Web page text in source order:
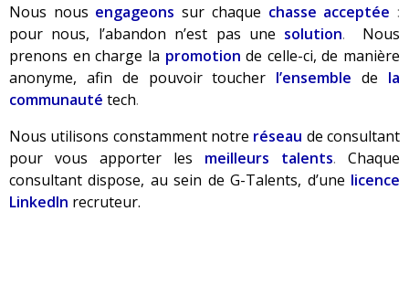
Nous nous engageons sur chaque chasse acceptée :
pour nous, l’abandon n’est pas une solution. Nous
prenons en charge la promotion de celle-ci, de manière
anonyme, afin de pouvoir toucher l’ensemble de la
communauté tech.
Nous utilisons constamment notre réseau de consultant
pour vous apporter les
meilleurs talents. Chaque
consultant dispose, au sein de G-Talents, d’une licence
LinkedIn recruteur.